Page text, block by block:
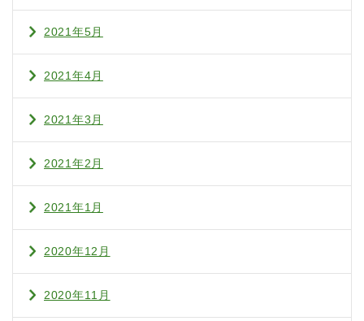
2021年5月
2021年4月
2021年3月
2021年2月
2021年1月
2020年12月
2020年11月